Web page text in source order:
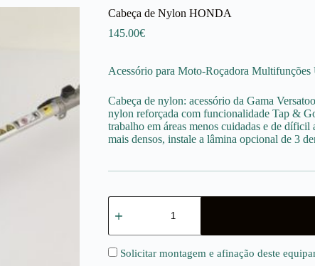
Cabeça de Nylon HONDA
145.00€
Acessório para Moto-Roçadora
Cabeça de nylon: acessório da Gama
nylon reforçada com funcionalidade Tap &
trabalho em áreas menos cuidadas e de díficil
mais densos, instale a lâmina opcional de 3
Quantidade
de
de
Nylon
Solicitar montagem e afinação deste